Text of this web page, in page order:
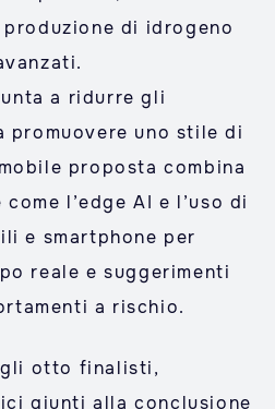
di idrogeno
a ridurre gli
promuovere uno stile di
proposta combina
l’edge AI e l’uso di
e smartphone per
reale e suggerimenti
a rischio.
gli otto finalisti,
giunti alla conclusione